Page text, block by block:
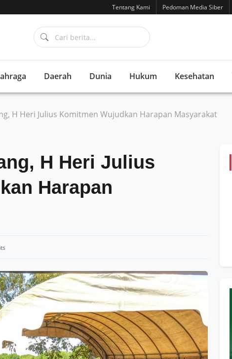
Tentang Kami Pedoman Media Siber
Daerah Dunia Hukum Kesehatan
H Heri Julius Komitmen Wujudkan Harapan Masyarakat
H Heri Julius
Harapan